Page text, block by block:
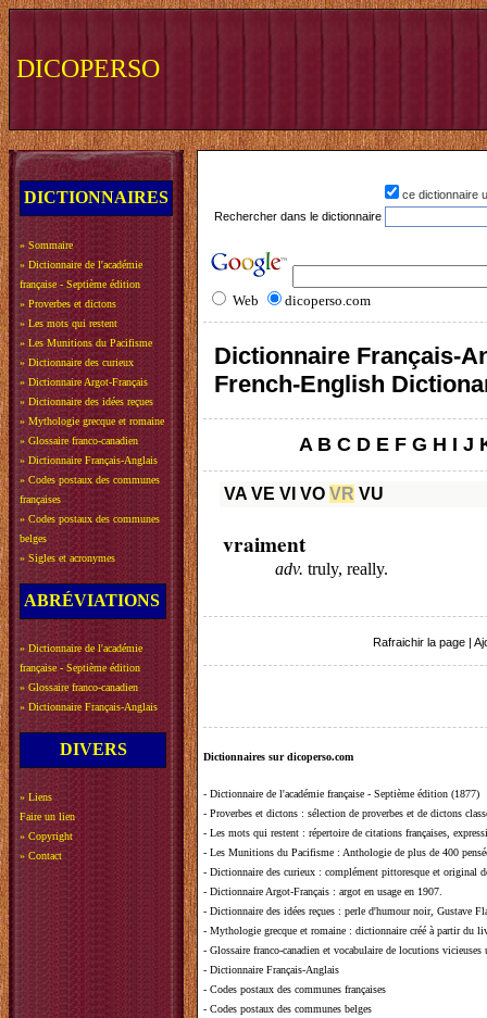
DICOPERSO
DICTIONNAIRES
» Sommaire
» Dictionnaire de l'académie
française - Septième édition
» Proverbes et dictons
» Les mots qui restent
» Les Munitions du Pacifisme
» Dictionnaire des curieux
» Dictionnaire Argot-Français
» Dictionnaire des idées reçues
» Mythologie grecque et romaine
» Glossaire franco-canadien
» Dictionnaire Français-Anglais
» Codes postaux des communes
françaises
» Codes postaux des communes
belges
» Sigles et acronymes
ABRÉVIATIONS
» Dictionnaire de l'académie
française - Septième édition
» Glossaire franco-canadien
» Dictionnaire Français-Anglais
DIVERS
» Liens
Faire un lien
» Copyright
» Contact
ce dictionnaire
Rechercher dans le dictionnaire
Web dicoperso.com
Dictionnaire Français-
French-English
A B C D E F G H I J
VA VE VI VO VR VU
vraiment
adv. truly, really.
Rafraichir la page
Dictionnaires sur dicoperso.com
- Dictionnaire de l'académie française - Septième édition (1877)
- Proverbes et dictons : sélection de proverbes et de dictons
- Les mots qui restent : répertoire de citations françaises,
- Les Munitions du Pacifisme : Anthologie de plus de 400
- Dictionnaire des curieux : complément pittoresque et original
- Dictionnaire Argot-Français : argot en usage en 1907.
- Dictionnaire des idées reçues : perle d'humour noir, Gustave
- Mythologie grecque et romaine : dictionnaire créé à partir du
- Glossaire franco-canadien et vocabulaire de locutions vicieuses
- Dictionnaire Français-Anglais
- Codes postaux des communes françaises
- Codes postaux des communes belges